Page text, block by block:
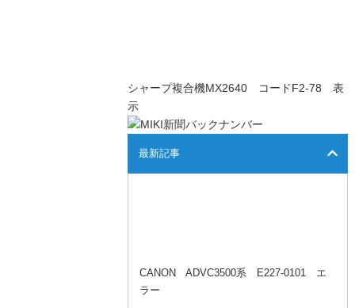
シャープ複合機MX2640 コードF2-78 表
示
最新記事
CANON ADVC3500系 E227-0101 エ
ラー